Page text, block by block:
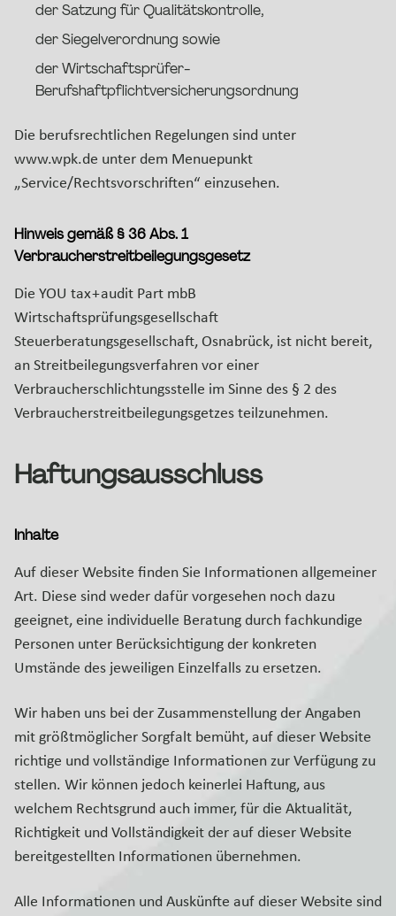
der Satzung für Qualitätskontrolle,
der Siegelverordnung sowie
der Wirtschaftsprüfer-
Berufshaftpflichtversicherungsordnung
Die berufsrechtlichen Regelungen sind unter
www.wpk.de unter dem Menuepunkt
„Service/Rechtsvorschriften“ einzusehen.
Hinweis gemäß § 36 Abs. 1
Verbraucherstreitbeilegungsgesetz
Die YOU tax + audit Part mbB
Wirtschaftsprüfungsgesellschaft
Steuerberatungsgesellschaft, Osnabrück, ist nicht bereit,
an Streitbeilegungsverfahren vor einer
Verbraucherschlichtungsstelle im Sinne des § 2 des
Verbraucherstreitbeilegungsgetzes teilzunehmen.
Haftungsausschluss
Inhalte
Auf dieser Website finden Sie Informationen allgemeiner
Art. Diese sind weder dafür vorgesehen noch dazu
geeignet, eine individuelle Beratung durch fachkundige
Personen unter Berücksichtigung der konkreten
Umstände des jeweiligen Einzelfalls zu ersetzen.
Wir haben uns bei der Zusammenstellung der Angaben
mit größtmöglicher Sorgfalt bemüht, auf dieser Website
richtige und vollständige Informationen zur Verfügung zu
stellen. Wir können jedoch keinerlei Haftung, aus
welchem Rechtsgrund auch immer, für die Aktualität,
Richtigkeit und Vollständigkeit der auf dieser Website
bereitgestellten Informationen übernehmen.
Alle Informationen und Auskünfte auf dieser Website sind